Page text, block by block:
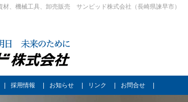
材、機械工具、卸売販売 サンビッド株式会社（長崎県諫早市）
採用情報 お知らせ リンク お問合せ